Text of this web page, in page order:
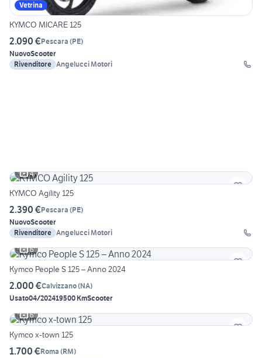
Vetrina
KYMCO MICARE 125
2.090 €Pescara (PE)
NuovoScooter
Rivenditore Angelucci Motori
4
KYMCO Agility 125
2.390 €Pescara (PE)
NuovoScooter
Rivenditore Angelucci Motori
6
Kymco People S 125 – Anno 2024
2.000 €Calvizzano(NA)
Usato04/202419500 KmScooter
6
Kymco x-town 125
1.700 €Roma (RM)